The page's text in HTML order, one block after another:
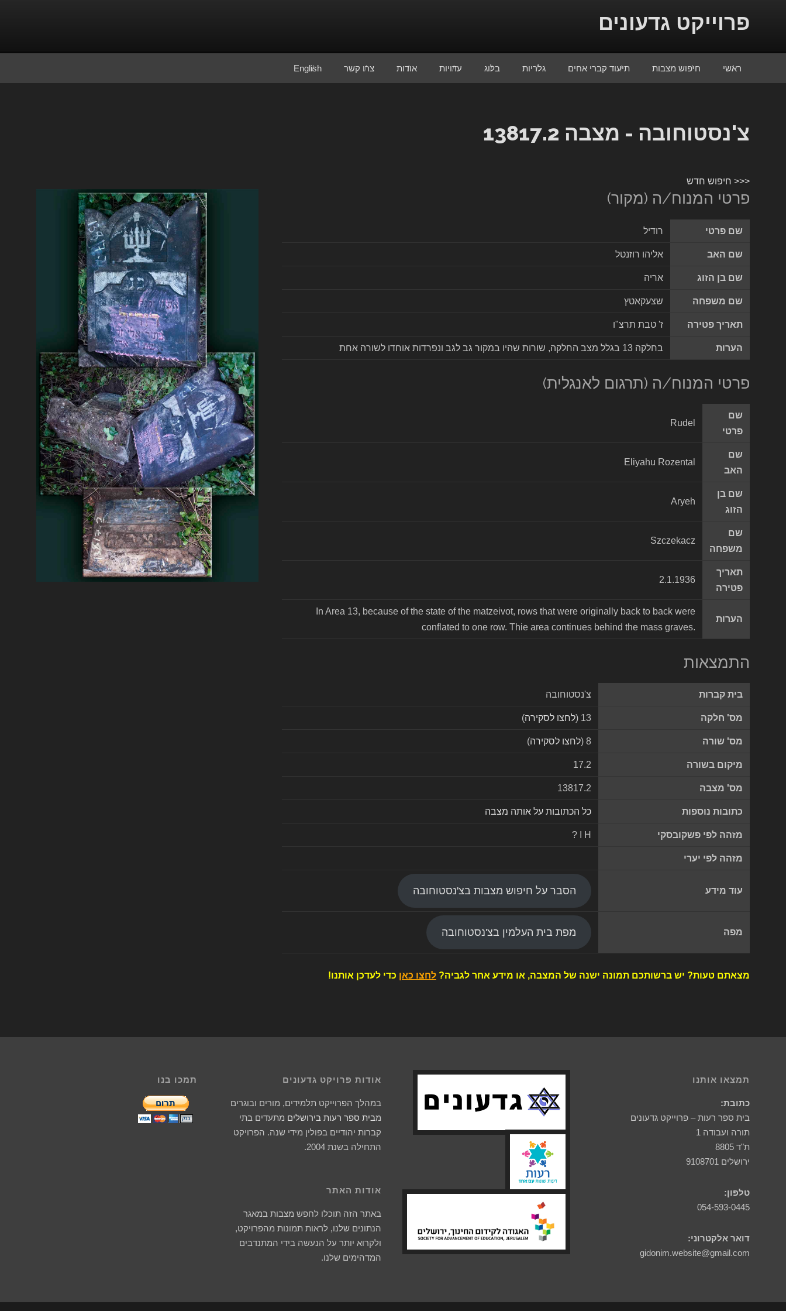
פרוייקט גדעונים
ראשי חיפוש מצבות תיעוד קברי אחים גלריות בלוג עדויות אודות צרו קשר English
צ'נסטוחובה - מצבה 13817.2
<<< חיפוש חדש
פרטי המנוח/ה (מקור)
שם פרטי רודיל
שם האב אליהו רוזנטל
שם בן הזוג אריה
שם משפחה שצעקאטץ
תאריך פטירה ז' טבת תרצ"ו
הערות בחלקה 13 בגלל מצב החלקה, שורות שהיו במקור גב לגב ונפרדות אוחדו לשורה אחת
פרטי המנוח/ה (תרגום לאנגלית)
שם
פרטי
Rudel
שם
האב
Eliyahu Rozental
שם בן
הזוג
Aryeh
שם
משפחה
Szczekacz
תאריך
פטירה
2.1.1936
הערות
In Area 13, because of the state of the matzeivot, rows that were originally back to back were
conflated to one row. Thie area continues behind the mass graves.
התמצאות
בית קברות צ'נסטוחובה
מס' חלקה 13 ( לחצו לסקירה)
מס' שורה 8 ( לחצו לסקירה)
מיקום בשורה 17.2
מס' מצבה 13817.2
כתובות נוספות כל הכתובות על אותה מצבה
מזהה לפי פשקובסקי ? I H
מזהה לפי יערי
עוד מידע הסבר על חיפוש מצבות בצ'נסטוחובה
מפה מפת בית העלמין בצ'נסטוחובה
מצאתם טעות? יש ברשותכם תמונה ישנה של המצבה, או מידע אחר לגביה? לחצו כאן כדי לעדכן אותנו!
תמצאו אותנו
כתובת:
בית ספר רעות – פרוייקט גדעונים
תורה ועבודה 1
ת"ד 8805
ירושלים 9108701
טלפון:
054-593-0445
דואר אלקטרוני:
gidonim.website@gmail.com
אודות פרויקט גדעונים
במהלך הפרוייקט תלמידים, מורים ובוגרים
מבית ספר רעות בירושלים מתעדים בתי
קברות יהודיים בפולין מידי שנה. הפרויקט
התחילה בשנת 2004.
אודות האתר
באתר הזה תוכלו לחפש מצבות במאגר
הנתונים שלנו, לראות תמונות מהפרויקט,
ולקרוא יותר על הנעשה בידי המתנדבים
המדהימים שלנו.
תמכו בנו